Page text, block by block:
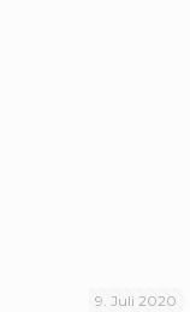
9. Juli 2020